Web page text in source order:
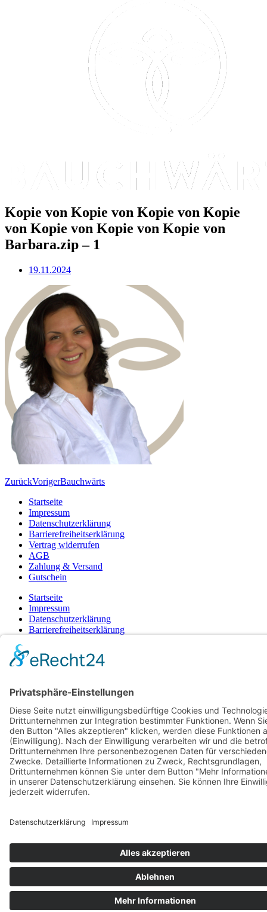
Kopie von Kopie von Kopie von Kopie
von Kopie von Kopie von Kopie von
Barbara.zip – 1
19.11.2024
ZurückVorigerBauchwärts
Startseite
Impressum
Datenschutzerklärung
Barrierefreiheitserklärung
Vertrag widerrufen
AGB
Zahlung & Versand
Gutschein
Startseite
Impressum
Datenschutzerklärung
Barrierefreiheitserklärung
AGB
Zahlung & Versand
© 2026Bauchwärts Paderborn|hello@bauchwaerts-paderborn.de